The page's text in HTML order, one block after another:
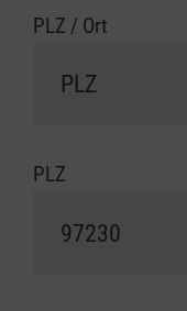
PLZ / Ort
PLZ